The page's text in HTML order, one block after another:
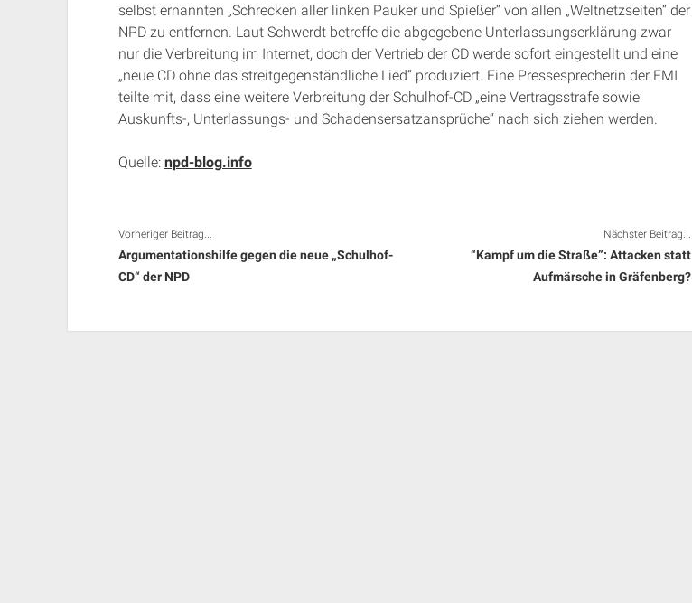
selbst ernannten „Schrecken aller linken Pauker und Spießer“ von allen „Weltnetzseiten“ der
NPD zu entfernen. Laut Schwerdt betreffe die abgegebene Unterlassungserklärung zwar
nur die Verbreitung im Internet, doch der Vertrieb der CD werde sofort eingestellt und eine
„neue CD ohne das streitgegenständliche Lied“ produziert. Eine Pressesprecherin der EMI
teilte mit, dass eine weitere Verbreitung der Schulhof-CD „eine Vertragsstrafe sowie
Auskunfts-, Unterlassungs- und Schadensersatzansprüche“ nach sich ziehen werden.
Quelle: npd-blog.info
Vorheriger Beitrag...
Argumentationshilfe gegen die neue „Schulhof-
CD“ der NPD
Nächster Beitrag...
“Kampf um die Straße”: Attacken statt
Aufmärsche in Gräfenberg?